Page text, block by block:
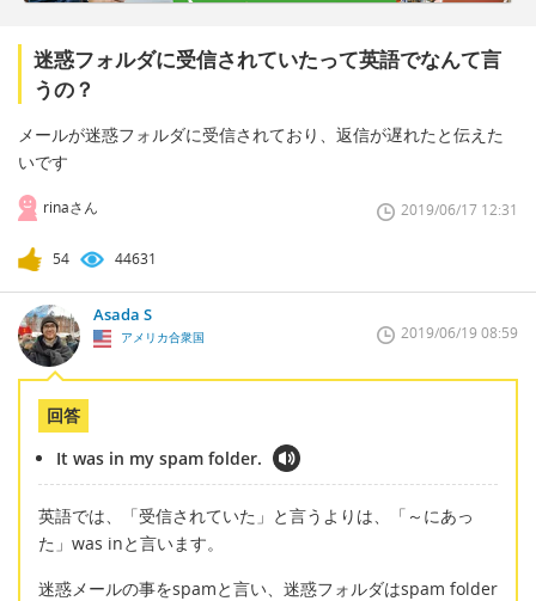
迷惑フォルダに受信されていたって英語でなんて言
うの？
メールが迷惑フォルダに受信されており、返信が遅れたと伝えた
いです
rinaさん 2019/06/17 12:31
54 44631
Asada S
アメリカ合衆国 2019/06/19 08:59
回答
It was in my spam folder.
英語では、「受信されていた」と言うよりは、「～にあっ
た」was inと言います。
迷惑メールの事をspamと言い、迷惑フォルダはspam folder